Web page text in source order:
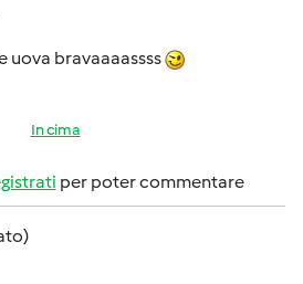
uova bravaaaassss
In cima
per poter commentare